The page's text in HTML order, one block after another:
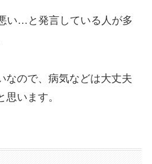
い…と発言している人が多
なので、病気などは大丈夫
います。